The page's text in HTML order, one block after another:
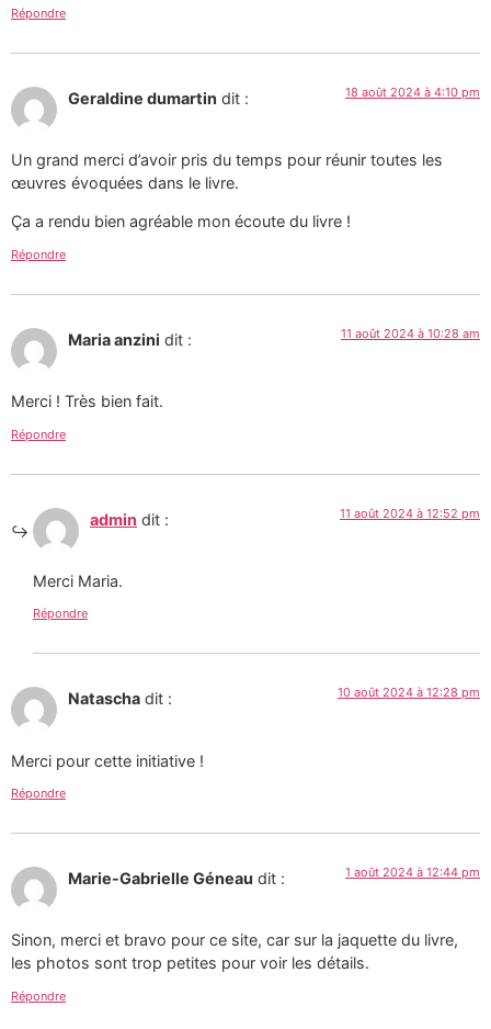
Répondre
Geraldine dumartin dit : 18 août 2024 à 4:10 pm
Un grand merci d’avoir pris du temps pour réunir toutes les
œuvres évoquées dans le livre.
Ça a rendu bien agréable mon écoute du livre !
Répondre
Maria anzini dit : 11 août 2024 à 10:28 am
Merci ! Très bien fait.
Répondre
admin dit : 11 août 2024 à 12:52 pm
Merci Maria.
Répondre
Natascha dit : 10 août 2024 à 12:28 pm
Merci pour cette initiative !
Répondre
Marie-Gabrielle Géneau dit : 1 août 2024 à 12:44 pm
Sinon, merci et bravo pour ce site, car sur la jaquette du livre,
les photos sont trop petites pour voir les détails.
Répondre